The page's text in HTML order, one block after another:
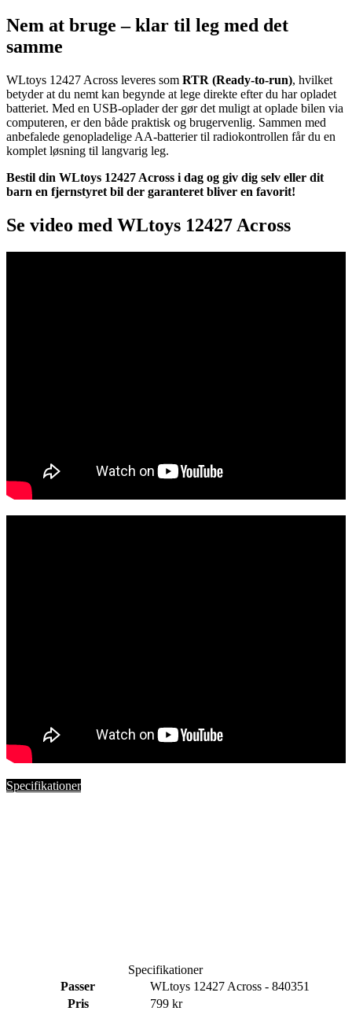
Nem at bruge – klar til leg med det
samme
WLtoys 12427 Across leveres som RTR (Ready-to-run), hvilket
betyder at du nemt kan begynde at lege direkte efter du har opladet
batteriet. Med en USB-oplader der gør det muligt at oplade bilen via
computeren, er den både praktisk og brugervenlig. Sammen med
anbefalede genopladelige AA-batterier til radiokontrollen får du en
komplet løsning til langvarig leg.
Bestil din WLtoys 12427 Across i dag og giv dig selv eller dit
barn en fjernstyret bil der garanteret bliver en favorit!
Se video med WLtoys 12427 Across
Specifikationer
Specifikationer
Passer
WLtoys 12427 Across - 840351
Pris
799 kr